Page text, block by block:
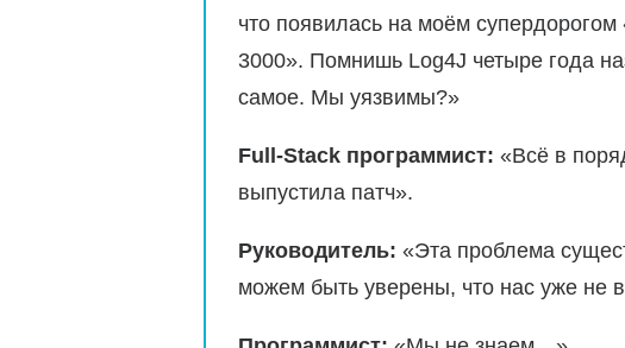
что появилась на моём
3000». Помнишь Log4J четыре года
самое. Мы уязвимы?»
Full-Stack программист: «Всё в
выпустила патч».
Руководитель: «Эта проблема
можем быть уверены, что нас уже не